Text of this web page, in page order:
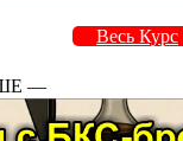
Весь Курс
—